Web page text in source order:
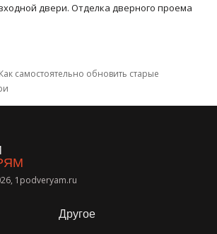
двери. Отделка дверного проема
Как самостоятельно обновить старые
1podveryam.ru
Другое